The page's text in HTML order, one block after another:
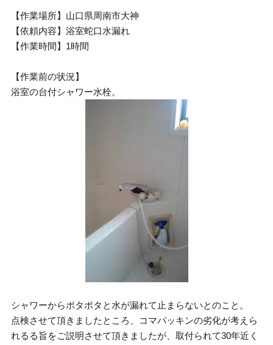
【作業場所】山口県周南市大神
【依頼内容】浴室蛇口水漏れ
【作業時間】1時間
【作業前の状況】
浴室の台付シャワー水栓。
シャワーからポタポタと水が漏れて止まらないとのこと。
点検させて頂きましたところ、コマパッキンの劣化が考えら
れるる旨をご説明させて頂きましたが、取付られて30年近く